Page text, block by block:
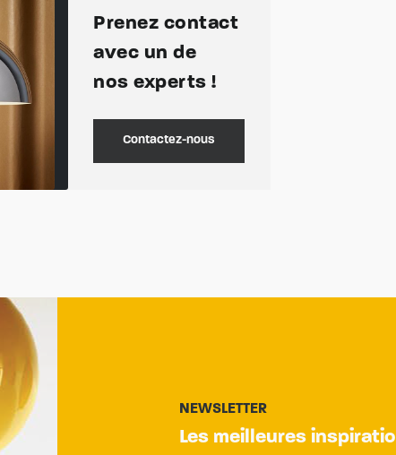
Prenez contact
avec un de
nos experts !
Contactez-nous
NEWSLETTER
Les meilleures